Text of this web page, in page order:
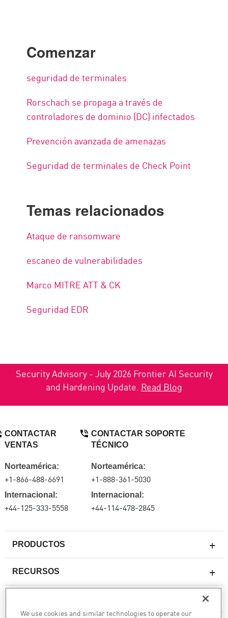
Comenzar
seguridad de terminales
Rorschach se propaga a través de
controladores de dominio (DC) infectados
Prevención avanzada de amenazas
Seguridad de terminales de Check Point
Temas relacionados
Ataque de ransomware
escaneo de vulnerabilidades
Marco MITRE ATT & CK
Seguridad EDR
Security Advisory - July 2026 Frontier AI Security
and Hardening Update. Read Blog
PRODUCTOS
Firewall de última generación
RECURSOS
CONTACTAR
VENTAS
Norteamérica:
+1-866-488-6691
Internacional:
+44-125-333-5558
CONTACTAR SOPORTE
TÉCNICO
Norteamérica:
+1-888-361-5030
Internacional:
+44-114-478-2845
We use cookies and similar technologies to operate our